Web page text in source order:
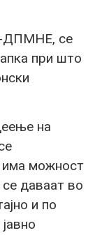
ДПМНЕ, се
при што
на
има можност
даваат во
и по